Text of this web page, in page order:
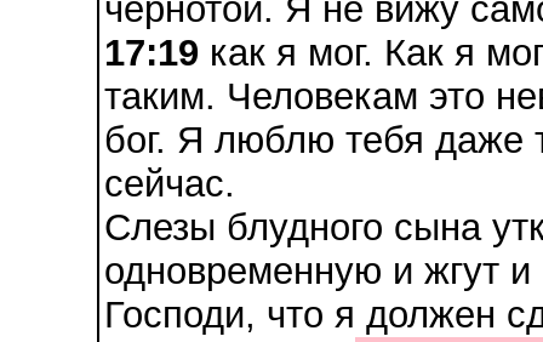
чернотой. Я не вижу
17:19 как я мог. Как я
таким. Человекам это
бог. Я люблю тебя даже
сейчас.
Слезы блудного сына
одновременную и жгут
Господи, что я должен